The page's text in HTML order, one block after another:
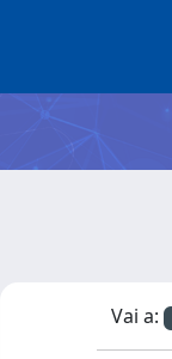
Vai a: